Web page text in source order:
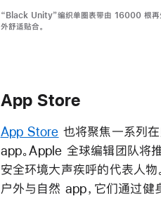
“Black Unity”编织单圈表带由 16000 根再生
外舒适贴合。
App Store
App Store 也将聚焦一系列
app。Apple 全球编辑团队将
安全环境大声疾呼的代表人
户外与自然 app，它们通过健